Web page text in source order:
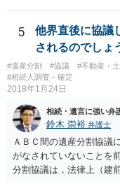
放棄するかどうか決める
することはありません
ありません。 なお、私
伸長して調査したところ
つかったため相続したと
5
他界直後に協議
されるのでしょ
#遺産分割 #協議 #不動産・
#相続人調査・確定
2018年1月24日
相続・遺言に強い弁
鈴木 崇裕 弁護士
ＡＢＣ間の遺産分割協議
がなされていないことを
分割協議は，法律上（建